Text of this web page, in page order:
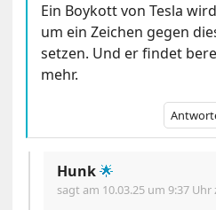
Ein Boykott von Tesla
um ein Zeichen gegen
setzen. Und er findet
mehr.
Hunk🌟
sagt am 10.03.25 um 9:37 Uhr